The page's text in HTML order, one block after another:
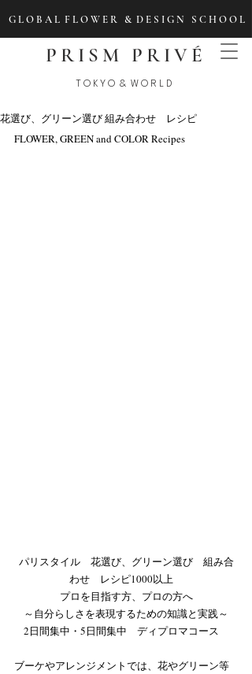
G L O B A L F L O W E R & D E S I G N S C H O O L
PRISM PRIVÉ
T O K Y O & W O R L D
花選び、グリーン選び 組み合わせ レシピ
FLOWER, GREEN and COLOR Recipes
パリスタイル　花選び、グリーン選び　組み合
わせ　レシピ1000以上
プロを目指す方、プロの方へ
～自分らしさを表現するための知識と実践～
2日間集中・5日間集中　ディプロマコース​​​
ブーケやアレンジメントでは、花やグリーン等